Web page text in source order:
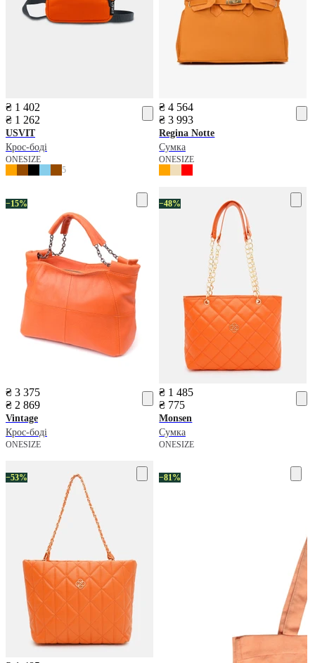
₴ 1 402
₴ 1 262
USVIT
Крос-боді
ONESIZE
5
₴ 4 564
₴ 3 993
Regina Notte
Сумка
ONESIZE
−15%
₴ 3 375
₴ 2 869
Vintage
Крос-боді
ONESIZE
−48%
₴ 1 485
₴ 775
Monsen
Сумка
ONESIZE
−53% −81%